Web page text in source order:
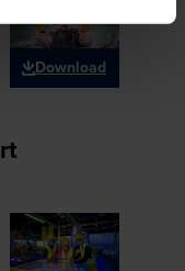
Download